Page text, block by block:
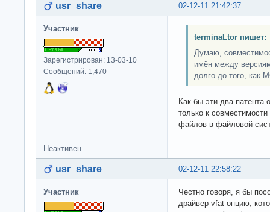
02-12-11 21:42:37
usr_share
Участник
Зарегистрирован: 13-03-10
Сообщений: 1,470
terminaLtor пишет:
Думаю,
имён между
долго до того, как
Как бы эти два патента
только к
файлов в файловой
Неактивен
02-12-11 22:58:22
usr_share
Участник
Честно говоря, я бы
драйвер vfat опцию,